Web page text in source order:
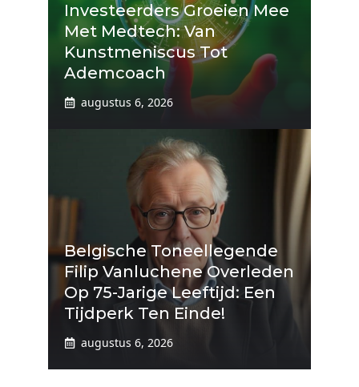
Investeerders Groeien Mee
Met Medtech: Van
Kunstmeniscus Tot
Ademcoach
augustus 6, 2026
Belgische Toneellegende
Filip Vanluchene Overleden
Op 75-Jarige Leeftijd: Een
Tijdperk Ten Einde!
augustus 6, 2026